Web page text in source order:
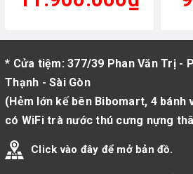
* Cửa tiệm: 377/39 Phan Văn Trị -
Thạnh - Sài Gòn
(Hẻm lớn kế bên Bibomart, 4 bánh
có WiFi trà nước thú cưng nựng
Click vào đây để mở bản đồ.